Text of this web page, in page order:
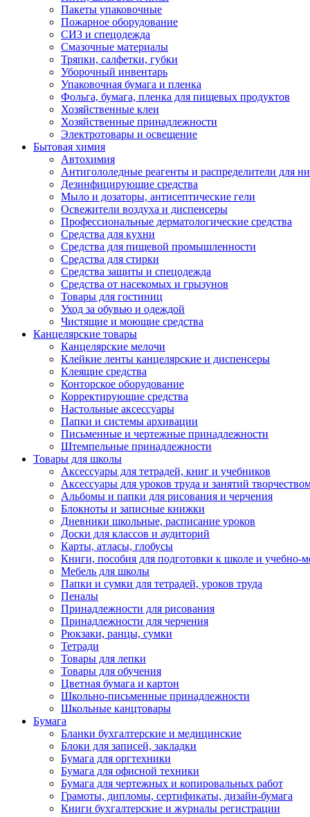
Пакеты упаковочные
Пожарное оборудование
СИЗ и спецодежда
Смазочные материалы
Тряпки, салфетки, губки
Уборочный инвентарь
Упаковочная бумага и пленка
Фольга, бумага, пленка для пищевых продуктов
Хозяйственные клеи
Хозяйственные принадлежности
Электротовары и освещение
Бытовая химия
Автохимия
Антигололедные реагенты и распределители для
Дезинфицирующие средства
Мыло и дозаторы, антисептические гели
Освежители воздуха и диспенсеры
Профессиональные дерматологические средства
Средства для кухни
Средства для пищевой промышленности
Средства для стирки
Средства защиты и спецодежда
Средства от насекомых и грызунов
Товары для гостиниц
Уход за обувью и одеждой
Чистящие и моющие средства
Канцелярские товары
Канцелярские мелочи
Клейкие ленты канцелярские и диспенсеры
Клеящие средства
Конторское оборудование
Корректирующие средства
Настольные аксессуары
Папки и системы архивации
Письменные и чертежные принадлежности
Штемпельные принадлежности
Товары для школы
Аксессуары для тетрадей, книг и учебников
Аксессуары для уроков труда и занятий
Альбомы и папки для рисования и черчения
Блокноты и записные книжки
Дневники школьные, расписание уроков
Доски для классов и аудиторий
Карты, атласы, глобусы
Книги, пособия для подготовки к школе и учебно-
Мебель для школы
Папки и сумки для тетрадей, уроков труда
Пеналы
Принадлежности для рисования
Принадлежности для черчения
Рюкзаки, ранцы, сумки
Тетради
Товары для лепки
Товары для обучения
Цветная бумага и картон
Школьно-письменные принадлежности
Школьные канцтовары
Бумага
Бланки бухгалтерские и медицинские
Блоки для записей, закладки
Бумага для оргтехники
Бумага для офисной техники
Бумага для чертежных и копировальных работ
Грамоты, дипломы, сертификаты, дизайн-бумага
Книги бухгалтерские и журналы регистрации